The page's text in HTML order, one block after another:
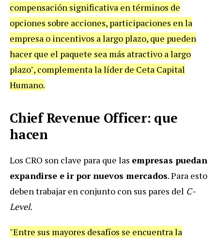
compensación significativa en términos de
opciones sobre acciones, participaciones en la
empresa o incentivos a largo plazo, que pueden
hacer que el paquete sea más atractivo a largo
plazo", complementa la líder de Ceta Capital
Humano.
Chief Revenue Officer: que
hacen
Los CRO son clave para que las empresas puedan
expandirse e ir por nuevos mercados. Para esto
deben trabajar en conjunto con sus pares del C-
Level.
"Entre sus mayores desafíos se encuentra la